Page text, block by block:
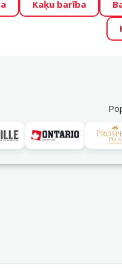
Visu mēnesi Dino Zoo
Fotokonkurss “GADA
Kaķu barība